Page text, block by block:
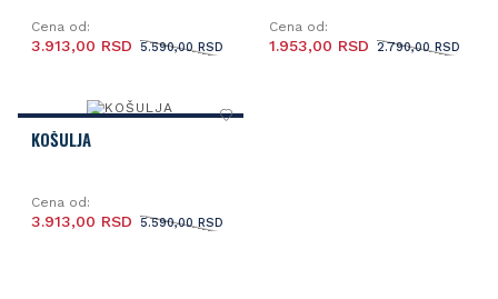
Cena od:
5.590,00 RSD
3.913,00 RSD
Cena od:
2.790,00 RSD
1.953,00 RSD
KOŠULJA
Cena od:
5.590,00 RSD
3.913,00 RSD